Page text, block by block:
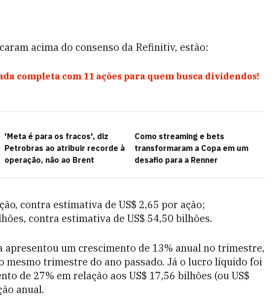
acima do consenso da Refinitiv, estão:
completa com 11 ações para quem busca dividendos!
'Meta é para os fracos', diz
Petrobras ao atribuir recorde à
operação, não ao Brent
Como streaming e bets
transformaram a Copa em um
desafio para a Renner
contra estimativa de US$ 2,65 por ação;
contra estimativa de US$ 54,50 bilhões.
um crescimento de 13% anual no trimestre,
mesmo trimestre do ano passado. Já o lucro líquido foi
de 27% em relação aos US$ 17,56 bilhões (ou US$
anual.